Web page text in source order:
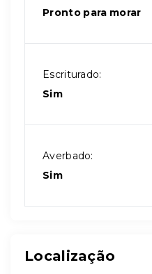
Pronto para morar
Escriturado:
Sim
Averbado:
Sim
Localização